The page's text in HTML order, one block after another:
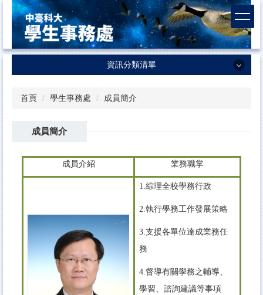
到
主
要
內
資訊分類清單
課外活動及服務學習中心
生活輔導組
衛生保健組
原住民族學生資源中心
學務處法規
首頁 學生事務處 成員簡介
成員簡介
成員介紹 業務職掌
1.綜理全校學務行政
2.執行學務工作發展策略
3.支援各單位達成業務任
務
4.督導有關學務之輔導、
學習、諮詢建議等事項